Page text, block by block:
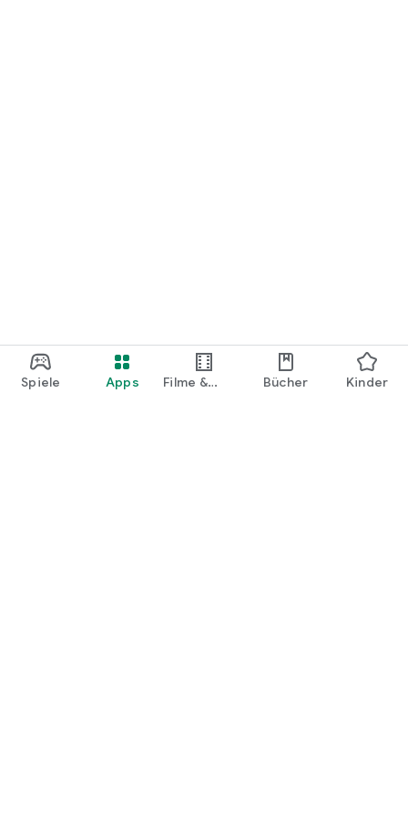
Spiele Apps
Filme &
Bücher Kinder